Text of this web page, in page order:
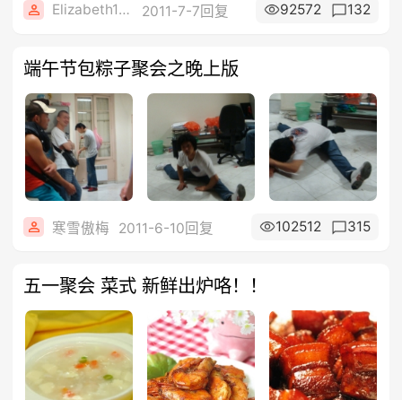
Elizabeth1608 2011-7-7回复 92572 132
端午节包粽子聚会之晚上版
寒雪傲梅 2011-6-10回复 102512 315
五一聚会 菜式 新鲜出炉咯！！